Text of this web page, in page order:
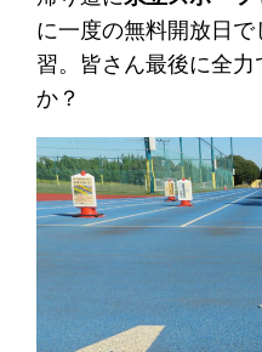
に一度の無料開放日
習。皆さん最後に全
か？